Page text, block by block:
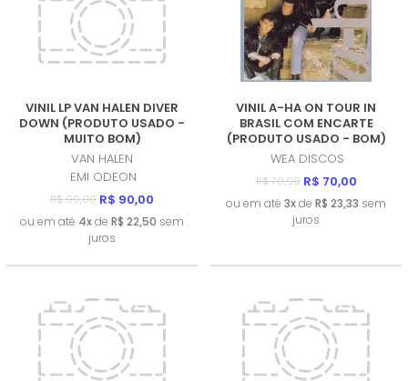
VINIL LP VAN HALEN DIVER
DOWN (PRODUTO USADO -
MUITO BOM)
VAN HALEN
EMI ODEON
R$ 90,00 R$ 90,00
ou em até 4xde R$ 22,50 sem
juros
VINIL A-HA ON TOUR IN
BRASIL COM ENCARTE
(PRODUTO USADO - BOM)
WEA DISCOS
R$ 70,00 R$ 70,00
ou em até 3xde R$ 23,33 sem
juros